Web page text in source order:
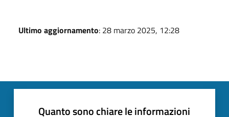
Ultimo aggiornamento: 28 marzo 2025, 12:28
Quanto sono chiare le informazioni